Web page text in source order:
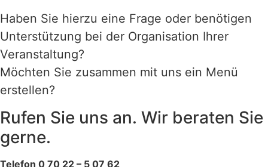
Haben Sie hierzu eine Frage oder benötigen
Unterstützung bei der Organisation Ihrer
Veranstaltung?
Möchten Sie zusammen mit uns ein Menü
erstellen?
Rufen Sie uns an. Wir beraten Sie
gerne.
Telefon 0 70 22 – 5 07 62